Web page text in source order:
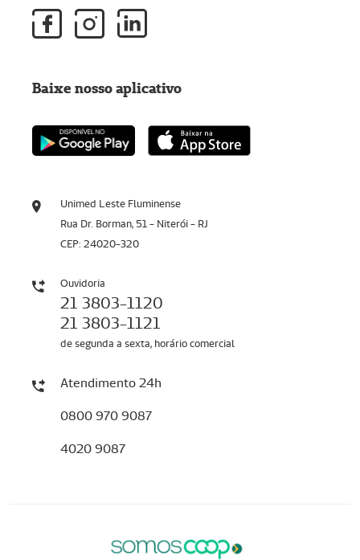
Unimed Leste Fluminense
Rua Dr. Borman, 51 - Niterói - RJ
CEP: 24020-320
Ouvidoria
21 3803-1120
21 3803-1121
de segunda a sexta, horário comercial
Atendimento 24h
0800 970 9087
4020 9087
Baixe nosso aplicativo